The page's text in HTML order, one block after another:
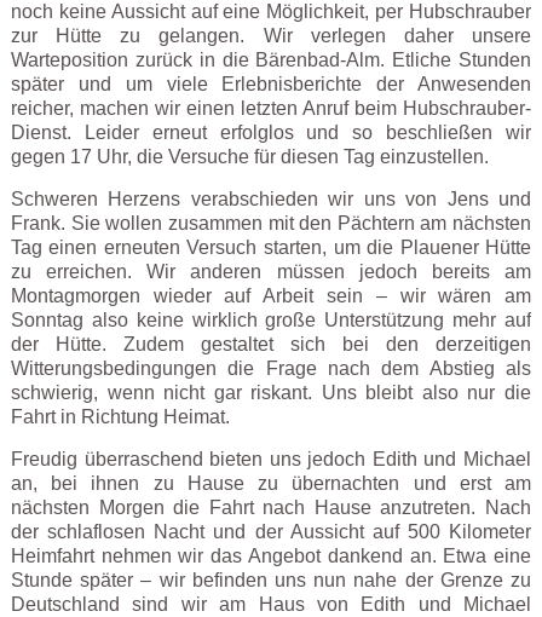
noch keine Aussicht auf eine Möglichkeit, per Hubschrauber
zur Hütte zu gelangen. Wir verlegen daher unsere
Warteposition zurück in die Bärenbad-Alm. Etliche Stunden
später und um viele Erlebnisberichte der Anwesenden
reicher, machen wir einen letzten Anruf beim Hubschrauber-
Dienst. Leider erneut erfolglos und so beschließen wir
gegen 17 Uhr, die Versuche für diesen Tag einzustellen.
Schweren Herzens verabschieden wir uns von Jens und
Frank. Sie wollen zusammen mit den Pächtern am nächsten
Tag einen erneuten Versuch starten, um die Plauener Hütte
zu erreichen. Wir anderen müssen jedoch bereits am
Montagmorgen wieder auf Arbeit sein – wir wären am
Sonntag also keine wirklich große Unterstützung mehr auf
der Hütte. Zudem gestaltet sich bei den derzeitigen
Witterungsbedingungen die Frage nach dem Abstieg als
schwierig, wenn nicht gar riskant. Uns bleibt also nur die
Fahrt in Richtung Heimat.
Freudig überraschend bieten uns jedoch Edith und Michael
an, bei ihnen zu Hause zu übernachten und erst am
nächsten Morgen die Fahrt nach Hause anzutreten. Nach
der schlaflosen Nacht und der Aussicht auf 500 Kilometer
Heimfahrt nehmen wir das Angebot dankend an. Etwa eine
Stunde später – wir befinden uns nun nahe der Grenze zu
Deutschland sind wir am Haus von Edith und Michael